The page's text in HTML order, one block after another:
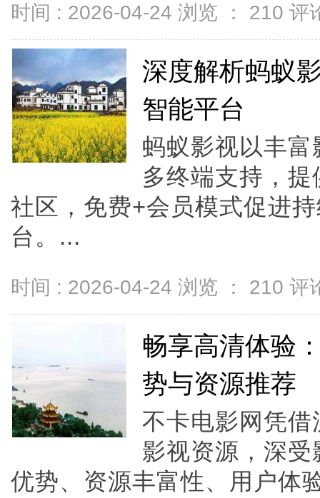
时间 : 2026-04-24 浏览 ： 210 评
深度解析蚂蚁
智能平台
蚂蚁影视以丰
多终端支持，
社区，免费+会员模式促进
台。...
时间 : 2026-04-24 浏览 ： 210 评
畅享高清体验
势与资源推荐
不卡电影网凭
影视资源，深
优势、资源丰富性、用户体